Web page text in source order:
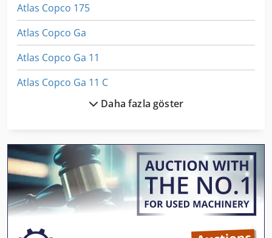
Atlas Copco 175
Atlas Copco Ga
Atlas Copco Ga 11
Atlas Copco Ga 11 C
Atlas Copco Ga 11 Ff
Atlas Copco Ga 118
Atlas Copco Ga 122
Atlas Copco Ga 15
Atlas Copco Ga 15 Ff
Daha fazla göster